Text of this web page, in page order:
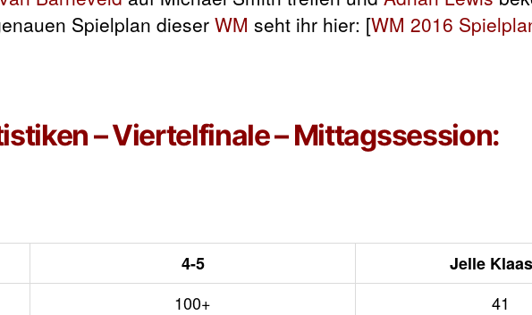
Spielplan dieser WM seht ihr hier: [WM 2016
– Viertelfinale – Mittagssession:
4-5
Jelle
100+
41